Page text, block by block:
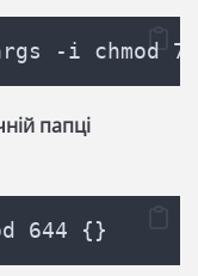
-i chmod
папці
644 {}